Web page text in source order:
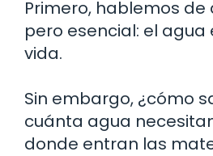
Primero, hablemos de
pero esencial: el agua
vida.
Sin embargo, ¿cómo
cuánta agua
donde entran las